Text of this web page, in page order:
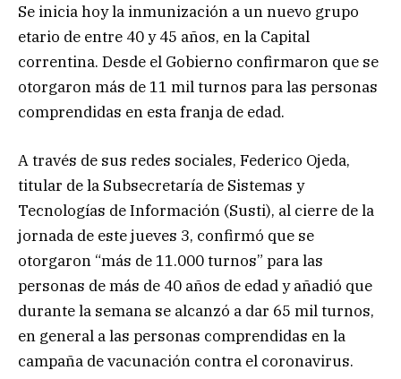
Se inicia hoy la inmunización a un nuevo grupo
etario de entre 40 y 45 años, en la Capital
correntina. Desde el Gobierno confirmaron que se
otorgaron más de 11 mil turnos para las personas
comprendidas en esta franja de edad.
A través de sus redes sociales, Federico Ojeda,
titular de la Subsecretaría de Sistemas y
Tecnologías de Información (Susti), al cierre de la
jornada de este jueves 3, confirmó que se
otorgaron “más de 11.000 turnos” para las
personas de más de 40 años de edad y añadió que
durante la semana se alcanzó a dar 65 mil turnos,
en general a las personas comprendidas en la
campaña de vacunación contra el coronavirus.